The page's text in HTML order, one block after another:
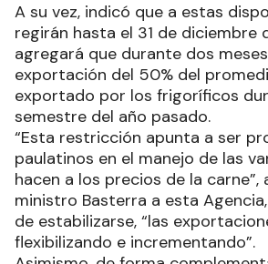
A su vez, indicó que a estas
regirán hasta el 31 de diciembre
agregará que durante dos
exportación del 50% del
exportado por los frigoríficos
semestre del año pasado.
“Esta restricción apunta a ser
paulatinos en el manejo de las
hacen a los precios de la carne”,
ministro Basterra a esta
de estabilizarse, “las
flexibilizando e incrementando”.